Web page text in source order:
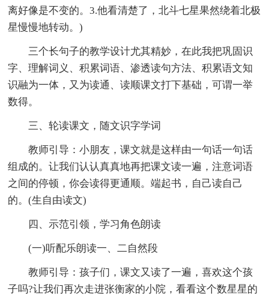
离好像是不变的。3.他看清楚了，北斗七星果然绕着北极
星慢慢地转动。)
三个长句子的教学设计尤其精妙，在此我把巩固识
字、理解词义、积累词语、渗透读句方法、积累语文知
识融为一体，又为读通、读顺课文打下基础，可谓一举
数得。
三、轮读课文，随文识字学词
教师引导：小朋友，课文就是这样由一句话一句话
组成的。让我们认认真真地再把课文读一遍，注意词语
之间的停顿，你会读得更通顺。端起书，自己读自己
的。(生自由读文)
四、示范引领，学习角色朗读
(一)听配乐朗读一、二自然段
教师引导：孩子们，课文又读了一遍，喜欢这个孩
子吗?让我们再次走进张衡家的小院，看看这个数星星的